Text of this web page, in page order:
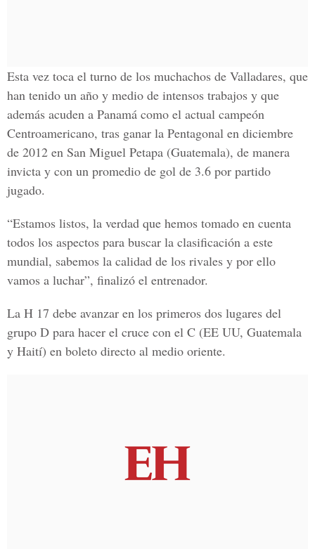
Esta vez toca el turno de los muchachos de Valladares, que
han tenido un año y medio de intensos trabajos y que
además acuden a Panamá como el actual campeón
Centroamericano, tras ganar la Pentagonal en diciembre
de 2012 en San Miguel Petapa (Guatemala), de manera
invicta y con un promedio de gol de 3.6 por partido
jugado.
“Estamos listos, la verdad que hemos tomado en cuenta
todos los aspectos para buscar la clasificación a este
mundial, sabemos la calidad de los rivales y por ello
vamos a luchar”, finalizó el entrenador.
La H 17 debe avanzar en los primeros dos lugares del
grupo D para hacer el cruce con el C (EE UU, Guatemala
y Haití) en boleto directo al medio oriente.